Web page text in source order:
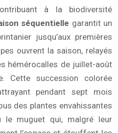
à la biodiversité
séquentielle garantit un
jusqu’aux premières
ouvrent la saison, relayés
hémérocalles de juillet-août
Cette succession colorée
pendant sept mois
des plantes envahissantes
le muguet qui, malgré leur